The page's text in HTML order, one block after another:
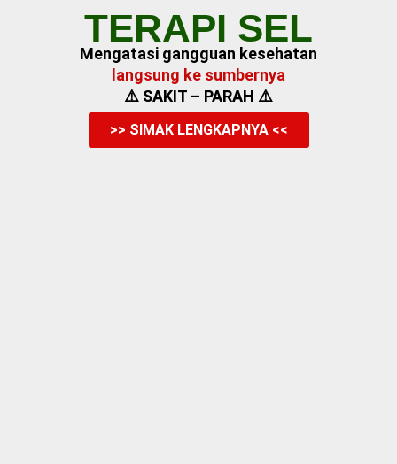
TERAPI SEL
Mengatasi gangguan kesehatan
langsung ke sumbernya
⚠️ SAKIT – PARAH ⚠️
>> SIMAK LENGKAPNYA <<